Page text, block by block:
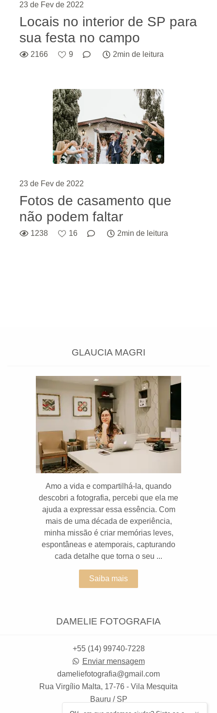
23 de Fev de 2022
Locais no interior de SP para
sua festa no campo
2166 9 2min de leitura
23 de Fev de 2022
Fotos de casamento que
não podem faltar
1238 16 2min de leitura
GLAUCIA MAGRI
Amo a vida e compartilhá-la, quando
descobri a fotografia, percebi que ela me
ajuda a expressar essa essência. Com
mais de uma década de experiência,
minha missão é criar memórias leves,
espontâneas e atemporais, capturando
cada detalhe que torna o seu ...
Saiba mais
DAMELIE FOTOGRAFIA
+55 (14) 99740-7228
Enviar mensagem
dameliefotografia@gmail.com
Rua Virgílio Malta, 17-76 - Vila Mesquita
Bauru / SP